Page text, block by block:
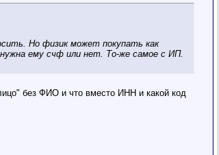
Но физик может покупать как
ему счф или нет. То-же самое с ИП.
без ФИО и что вместо ИНН и какой код